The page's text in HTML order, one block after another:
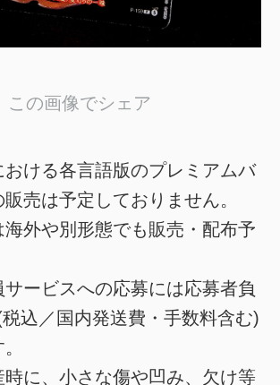
この画像でシェア
ける各言語版のプレミアムバ
売は予定しておりません。
外や別形態でも販売・配布予
ービスへの応募には応募者負
込／国内発送費・手数料含む)
に、小さな傷や凹み、欠け等